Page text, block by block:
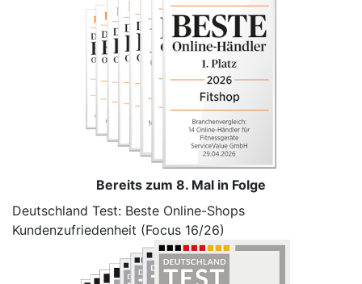
Bereits zum 8. Mal in Folge
Deutschland Test: Beste Online-Shops
Kundenzufriedenheit (Focus 16/26)